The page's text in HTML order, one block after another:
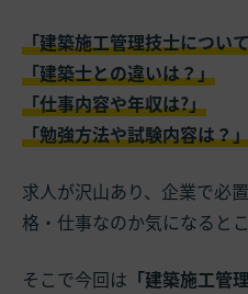
「建築施工管理技士につい
「建築士との違いは？」
「仕事内容や年収は?」
「勉強方法や試験内容は？
求人が沢山あり、企業で必
格・仕事なのか気になるとこ
そこで今回は 「建築施工管